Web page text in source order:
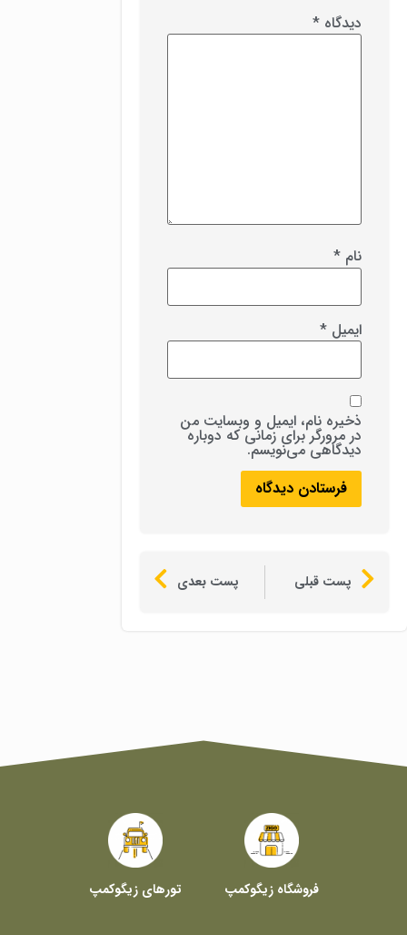
دیدگاه *
نام *
ایمیل *
ذخیره نام، ایمیل و وبسایت من
در مرورگر برای زمانی که دوباره
دیدگاهی می‌نویسم.
پست قبلی پست بعدی
فروشگاه زیگوکمپ تورهای زیگوکمپ